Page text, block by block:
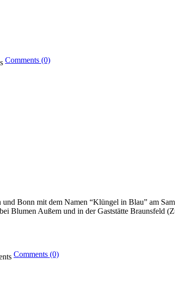
Comments (0)
Bonn mit dem Namen “Klüngel in Blau” am
Blumen Außem und in der Gaststätte Braunsfeld
Comments (0)